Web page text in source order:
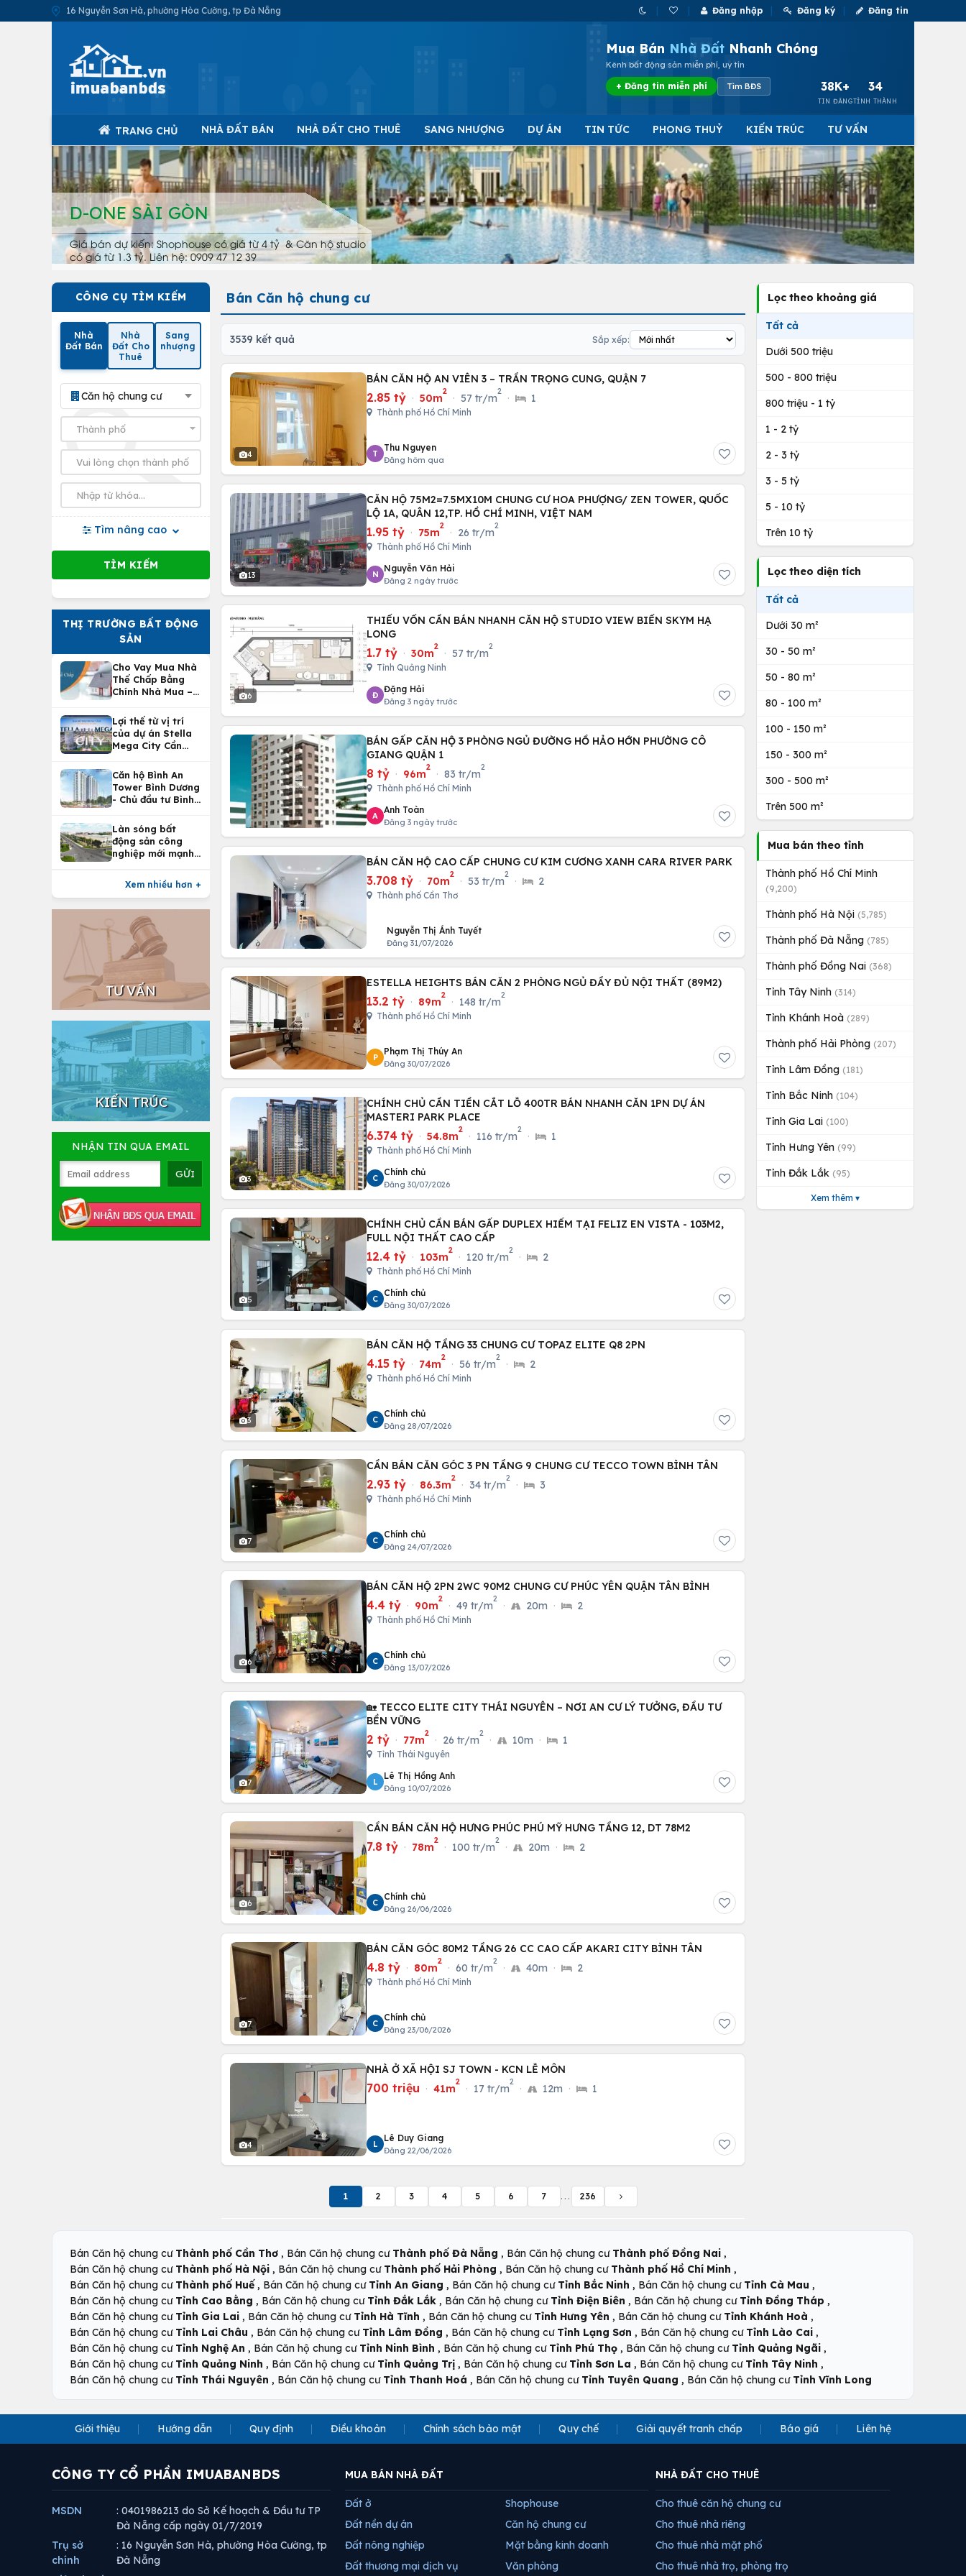
16 Nguyễn Sơn Hà, phường Hòa Cường, tp Đà Nẵng Đăng nhập Đăng ký Đăng tin
Mua Bán Nhà Đất Nhanh Chóng
Kênh bất động sản miễn phí, uy tín
+ Đăng tin miễn phí Tìm BĐS 38K+
TIN ĐĂNG
34
TỈNH THÀNH
TRANG CHỦ NHÀ ĐẤT BÁN NHÀ ĐẤT CHO THUÊ SANG NHƯỢNG DỰ ÁN TIN TỨC PHONG THUỶ KIẾN TRÚC TƯ VẤN
D-ONE SÀI GÒN
Giá bán dự kiến: Shophouse có giá từ 4 tỷ & Căn hộ studio
có giá từ 1.3 tỷ. Liên hệ: 0909 47 12 39
CÔNG CỤ TÌM KIẾM
Nhà
Đất Bán
Nhà
Đất Cho
Thuê
Sang
nhượng
Căn hộ chung cư
Tìm nâng cao
THỊ TRƯỜNG BẤT ĐỘNG
SẢN
Cho Vay Mua Nhà
Thế Chấp Bằng
Chính Nhà Mua –
Nhà Tại
Vietcombank
Lợi thế từ vị trí
của dự án Stella
Mega City Cần
Căn hộ Bình An
Tower Bình Dương
- Chủ đầu tư Bình
Làn sóng bất
động sản công
nghiệp mới mạnh
Xem nhiều hơn +
TƯ VẤN
KIẾN TRÚC
NHẬN TIN QUA EMAIL
Bán Căn hộ chung cư
3539 kết quả Sắp xếp:
4
BÁN CĂN HỘ AN VIÊN 3 – TRẦN TRỌNG CUNG, QUẬN 7
2.85 tỷ · 50m
2
· 57 tr/m
2
· 1
Thành phố Hồ Chí Minh
T
Thu Nguyen
Đăng hôm qua
13
CĂN HỘ 75M2=7.5MX10M CHUNG CƯ HOA PHƯỢNG/ ZEN TOWER, QUỐC
LỘ 1A, QUÂN 12,TP. HỒ CHÍ MINH, VIỆT NAM
1.95 tỷ · 75m
2
· 26 tr/m
2
Thành phố Hồ Chí Minh
N
Nguyễn Văn Hải
Đăng 2 ngày trước
6
THIẾU VỐN CẦN BÁN NHANH CĂN HỘ STUDIO VIEW BIỂN SKYM HẠ
LONG
1.7 tỷ · 30m
2
· 57 tr/m
2
Tỉnh Quảng Ninh
Đ
Đặng Hải
Đăng 3 ngày trước
BÁN GẤP CĂN HỘ 3 PHÒNG NGỦ ĐƯỜNG HỒ HẢO HỚN PHƯỜNG CÔ
GIANG QUẬN 1
8 tỷ · 96m
2
· 83 tr/m
2
Thành phố Hồ Chí Minh
A
Anh Toàn
Đăng 3 ngày trước
BÁN CĂN HỘ CAO CẤP CHUNG CƯ KIM CƯƠNG XANH CARA RIVER PARK
3.708 tỷ · 70m
2
· 53 tr/m
2
· 2
Thành phố Cần Thơ
Nguyễn Thị Ánh Tuyết
Đăng 31/07/2026
ESTELLA HEIGHTS BÁN CĂN 2 PHÒNG NGỦ ĐẦY ĐỦ NỘI THẤT (89M2)
13.2 tỷ · 89m
2
· 148 tr/m
2
Thành phố Hồ Chí Minh
P
Phạm Thị Thúy An
Đăng 30/07/2026
3
CHÍNH CHỦ CẦN TIỀN CẮT LỖ 400TR BÁN NHANH CĂN 1PN DỰ ÁN
MASTERI PARK PLACE
6.374 tỷ · 54.8m
2
· 116 tr/m
2
· 1
Thành phố Hồ Chí Minh
C
Chính chủ
Đăng 30/07/2026
5
CHÍNH CHỦ CẦN BÁN GẤP DUPLEX HIẾM TẠI FELIZ EN VISTA - 103M2,
FULL NỘI THẤT CAO CẤP
12.4 tỷ · 103m
2
· 120 tr/m
2
· 2
Thành phố Hồ Chí Minh
C
Chính chủ
Đăng 30/07/2026
3
BÁN CĂN HỘ TẦNG 33 CHUNG CƯ TOPAZ ELITE Q8 2PN
4.15 tỷ · 74m
2
· 56 tr/m
2
· 2
Thành phố Hồ Chí Minh
C
Chính chủ
Đăng 28/07/2026
7
CẦN BÁN CĂN GÓC 3 PN TẦNG 9 CHUNG CƯ TECCO TOWN BÌNH TÂN
2.93 tỷ · 86.3m
2
· 34 tr/m
2
· 3
Thành phố Hồ Chí Minh
C
Chính chủ
Đăng 24/07/2026
6
BÁN CĂN HỘ 2PN 2WC 90M2 CHUNG CƯ PHÚC YÊN QUẬN TÂN BÌNH
4.4 tỷ · 90m
2
· 49 tr/m
2
· 20m · 2
Thành phố Hồ Chí Minh
C
Chính chủ
Đăng 13/07/2026
7
🏡 TECCO ELITE CITY THÁI NGUYÊN – NƠI AN CƯ LÝ TƯỞNG, ĐẦU TƯ
BỀN VỮNG
2 tỷ · 77m
2
· 26 tr/m
2
· 10m · 1
Tỉnh Thái Nguyên
L
Lê Thị Hồng Anh
Đăng 10/07/2026
6
CẦN BÁN CĂN HỘ HƯNG PHÚC PHÚ MỸ HƯNG TẦNG 12, DT 78M2
7.8 tỷ · 78m
2
· 100 tr/m
2
· 20m · 2
C
Chính chủ
Đăng 26/06/2026
7
BÁN CĂN GÓC 80M2 TẦNG 26 CC CAO CẤP AKARI CITY BÌNH TÂN
4.8 tỷ · 80m
2
· 60 tr/m
2
· 40m · 2
Thành phố Hồ Chí Minh
C
Chính chủ
Đăng 23/06/2026
4
NHÀ Ở XÃ HỘI SJ TOWN - KCN LỄ MÔN
700 triệu · 41m
2
· 17 tr/m
2
· 12m · 1
L
Lê Duy Giang
Đăng 22/06/2026
1 2 3 4 5 6 7 ... 236
Lọc theo khoảng giá
Tất cả
Dưới 500 triệu
500 - 800 triệu
800 triệu - 1 tỷ
1 - 2 tỷ
2 - 3 tỷ
3 - 5 tỷ
5 - 10 tỷ
Trên 10 tỷ
Lọc theo diện tích
Tất cả
Dưới 30 m²
30 - 50 m²
50 - 80 m²
80 - 100 m²
100 - 150 m²
150 - 300 m²
300 - 500 m²
Trên 500 m²
Mua bán theo tỉnh
Thành phố Hồ Chí Minh
(9,200)
Thành phố Hà Nội (5,785)
Thành phố Đà Nẵng (785)
Thành phố Đồng Nai (368)
Tỉnh Tây Ninh (314)
Tỉnh Khánh Hoà (289)
Thành phố Hải Phòng (207)
Tỉnh Lâm Đồng (181)
Tỉnh Bắc Ninh (104)
Tỉnh Gia Lai (100)
Tỉnh Hưng Yên (99)
Tỉnh Đắk Lắk (95)
Xem thêm ▾
Bán Căn hộ chung cư Thành phố Cần Thơ , Bán Căn hộ chung cư Thành phố Đà Nẵng , Bán Căn hộ chung cư Thành phố Đồng Nai ,
Bán Căn hộ chung cư Thành phố Hà Nội , Bán Căn hộ chung cư Thành phố Hải Phòng , Bán Căn hộ chung cư Thành phố Hồ Chí Minh ,
Bán Căn hộ chung cư Thành phố Huế , Bán Căn hộ chung cư Tỉnh An Giang , Bán Căn hộ chung cư Tỉnh Bắc Ninh , Bán Căn hộ chung cư Tỉnh Cà Mau ,
Bán Căn hộ chung cư Tỉnh Cao Bằng , Bán Căn hộ chung cư Tỉnh Đắk Lắk , Bán Căn hộ chung cư Tỉnh Điện Biên , Bán Căn hộ chung cư Tỉnh Đồng Tháp ,
Bán Căn hộ chung cư Tỉnh Gia Lai , Bán Căn hộ chung cư Tỉnh Hà Tĩnh , Bán Căn hộ chung cư Tỉnh Hưng Yên , Bán Căn hộ chung cư Tỉnh Khánh Hoà ,
Bán Căn hộ chung cư Tỉnh Lai Châu , Bán Căn hộ chung cư Tỉnh Lâm Đồng , Bán Căn hộ chung cư Tỉnh Lạng Sơn , Bán Căn hộ chung cư Tỉnh Lào Cai ,
Bán Căn hộ chung cư Tỉnh Nghệ An , Bán Căn hộ chung cư Tỉnh Ninh Bình , Bán Căn hộ chung cư Tỉnh Phú Thọ , Bán Căn hộ chung cư Tỉnh Quảng Ngãi ,
Bán Căn hộ chung cư Tỉnh Quảng Ninh , Bán Căn hộ chung cư Tỉnh Quảng Trị , Bán Căn hộ chung cư Tỉnh Sơn La , Bán Căn hộ chung cư Tỉnh Tây Ninh ,
Bán Căn hộ chung cư Tỉnh Thái Nguyên , Bán Căn hộ chung cư Tỉnh Thanh Hoá , Bán Căn hộ chung cư Tỉnh Tuyên Quang , Bán Căn hộ chung cư Tỉnh Vĩnh Long
Giới thiệu Hướng dẫn Quy định Điều khoản Chính sách bảo mật Quy chế Giải quyết tranh chấp Báo giá Liên hệ
CÔNG TY CỔ PHẦN IMUABANBDS
MSDN
: 0401986213 do Sở Kế hoạch & Đầu tư TP
Đà Nẵng cấp ngày 01/7/2019
Trụ sở
chính
: 16 Nguyễn Sơn Hà, phường Hòa Cường, tp
Đà Nẵng
MUA BÁN NHÀ ĐẤT
Đất ở
Đất nền dự án
Đất nông nghiệp
Đất thương mại dịch vụ
Shophouse
Căn hộ chung cư
Mặt bằng kinh doanh
Văn phòng
NHÀ ĐẤT CHO THUÊ
Cho thuê căn hộ chung cư
Cho thuê nhà riêng
Cho thuê nhà mặt phố
Cho thuê nhà trọ, phòng trọ